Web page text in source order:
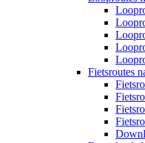
Fietsroutes